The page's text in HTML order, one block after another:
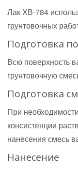
Лак ХВ-784
грунтовочных
Подготовка
Всю поверхность
грунтовочную
Подготовка
При
консистенции
нанесения смесь
Нанесение